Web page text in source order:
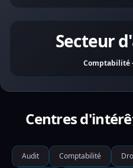
Secteur
Comptabilité
Centres
Audit Comptabilité